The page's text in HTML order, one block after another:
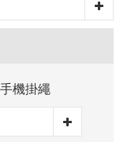
機掛繩